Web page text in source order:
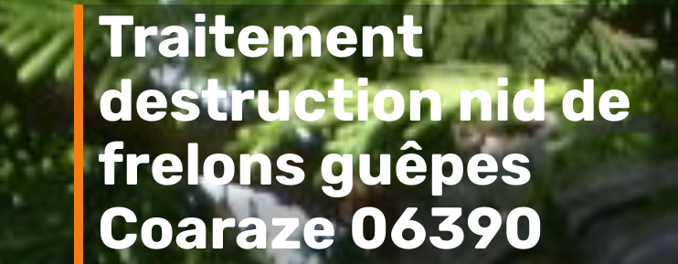
Traitement
destruction nid de
frelons guêpes
Coaraze 06390